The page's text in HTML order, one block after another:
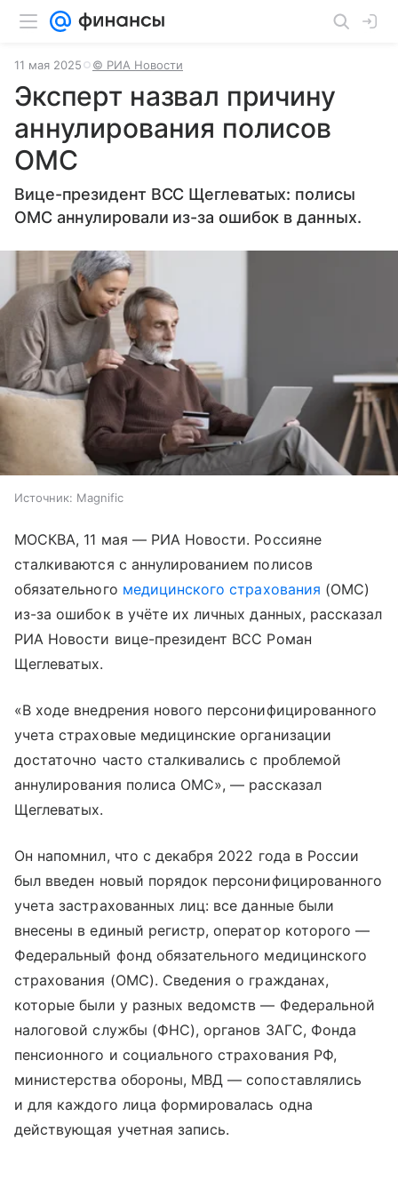
11 мая 2025 © РИА Новости
Эксперт назвал причину
аннулирования полисов
ОМС
Вице-президент ВСС Щеглеватых: полисы
ОМС аннулировали из-за ошибок в данных.
Источник: Magnific
МОСКВА, 11 мая — РИА Новости. Россияне
сталкиваются с аннулированием полисов
обязательного медицинского страхования (ОМС)
из-за ошибок в учёте их личных данных, рассказал
РИА Новости вице-президент ВСС Роман
Щеглеватых.
«В ходе внедрения нового персонифицированного
учета страховые медицинские организации
достаточно часто сталкивались с проблемой
аннулирования полиса ОМС», — рассказал
Щеглеватых.
Он напомнил, что с декабря 2022 года в России
был введен новый порядок персонифицированного
учета застрахованных лиц: все данные были
внесены в единый регистр, оператор которого —
Федеральный фонд обязательного медицинского
страхования (ОМС). Сведения о гражданах,
которые были у разных ведомств — Федеральной
налоговой службы (ФНС), органов ЗАГС, Фонда
пенсионного и социального страхования РФ,
министерства обороны, МВД — сопоставлялись
и для каждого лица формировалась одна
действующая учетная запись.